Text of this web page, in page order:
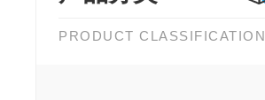
PRODUCT CLASSIFICATION